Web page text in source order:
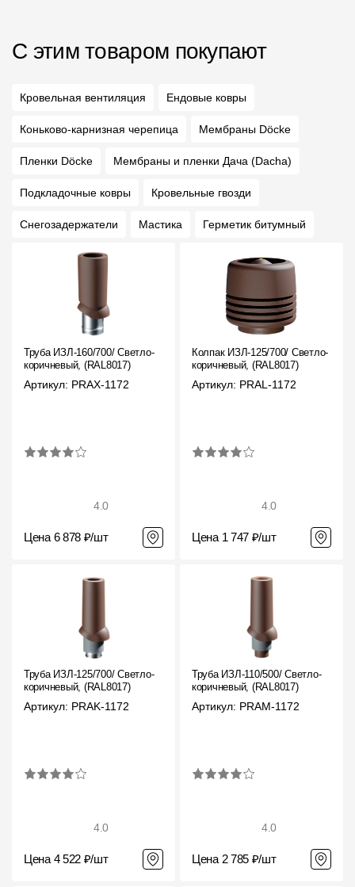
С этим товаром покупают
Кровельная вентиляция Ендовые ковры
Коньково-карнизная черепица Мембраны Döcke
Пленки Döcke Мембраны и пленки Дача (Dacha)
Подкладочные ковры Кровельные гвозди
Снегозадержатели Мастика Герметик битумный
Труба ИЗЛ-160/700/ Светло-
коричневый, (RAL8017)
Артикул: PRAX-1172
4.0
Цена 6 878 ₽/шт
Колпак ИЗЛ-125/700/ Светло-
коричневый, (RAL8017)
Артикул: PRAL-1172
4.0
Цена 1 747 ₽/шт
Труба ИЗЛ-125/700/ Светло-
коричневый, (RAL8017)
Артикул: PRAK-1172
4.0
Цена 4 522 ₽/шт
Труба ИЗЛ-110/500/ Светло-
коричневый, (RAL8017)
Артикул: PRAM-1172
4.0
Цена 2 785 ₽/шт